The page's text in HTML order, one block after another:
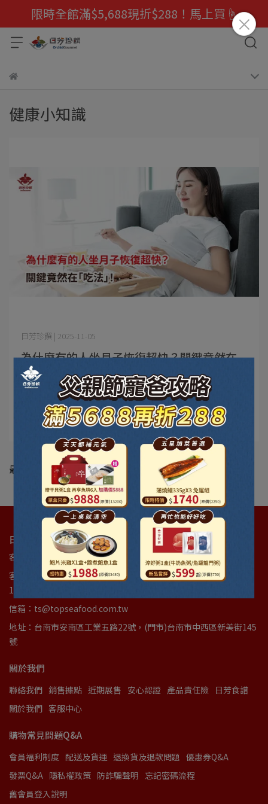
限時全館滿$5,688現折$288！馬上買☝️
健康小知識
為什麼有的人坐月子恢復超快？關鍵竟然在
「吃法」！
日芳珍饌 | 2025-11-05
為什麼有的人坐月子恢復超快？關鍵竟然在「吃法」！ 媽
咪們有沒有發現⋯
閱讀更多 ->
最新動態
日芳珍饌 ｜ 統編89502532 統編37616464
客服專線：(06)3842277
客服時間：週一至週五(國定假日例外)08:00am~12:00am｜
13:00pm~17:00pm
信箱：ts@topseafood.com.tw
地址：台南市安南區工業五路22號，(門市)台南市中西區新美街145
號
關於我們
聯絡我們 銷售據點 近期展售 安心認證 產品責任險 日芳食譜
關於我們 客服中心
購物常見問題Q&A
會員福利制度 配送及貨運 退換貨及退款問題 優惠券Q&A
發票Q&A 隱私權政策 防詐騙聲明 忘記密碼流程
舊會員登入說明